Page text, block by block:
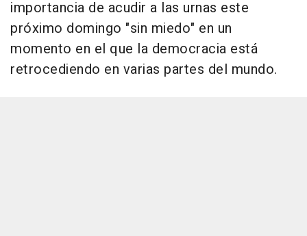
importancia de acudir a las urnas este
próximo domingo "sin miedo" en un
momento en el que la democracia está
retrocediendo en varias partes del mundo.